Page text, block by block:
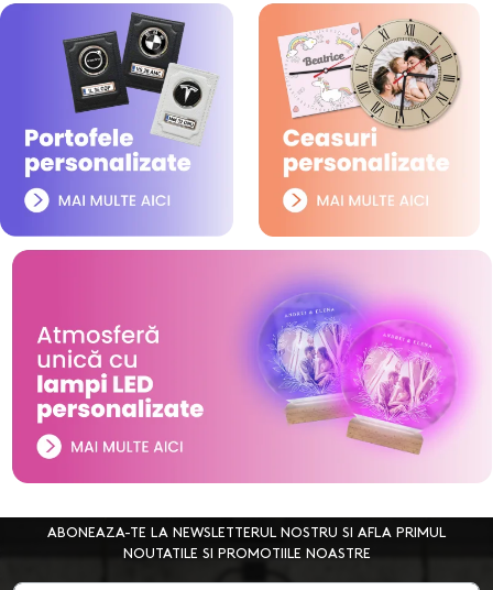
ABONEAZA-TE LA NEWSLETTERUL NOSTRU SI AFLA PRIMUL
NOUTATILE SI PROMOTIILE NOASTRE